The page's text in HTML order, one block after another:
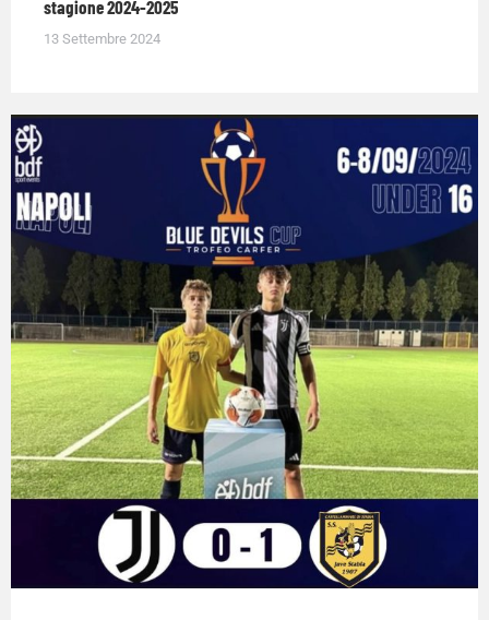
stagione 2024-2025
13 Settembre 2024